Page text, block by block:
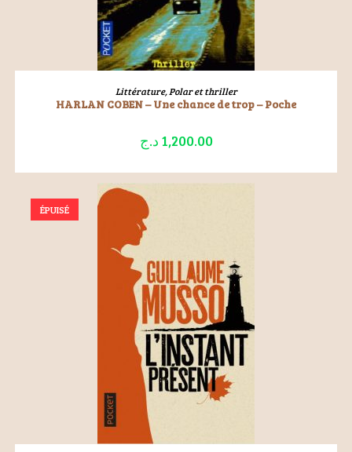
LIRE LA SUITE
Littérature,Polar et thriller
HARLAN COBEN – Une chance de trop – Poche
1,200.00 د.ج
ÉPUISÉ